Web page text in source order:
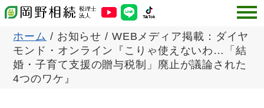
ホーム / お知らせ / WEBメディア掲載：ダイヤ
モンド・オンライン『こりゃ使えないわ…「結
婚・子育て支援の贈与税制」廃止が議論された
4つのワケ』